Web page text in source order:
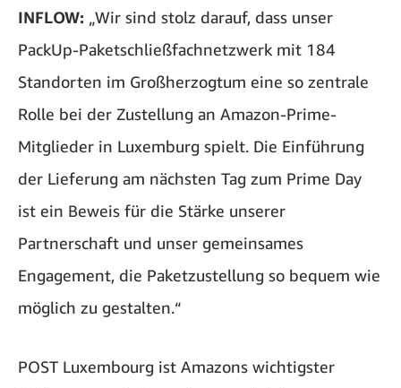
INFLOW: „Wir sind stolz darauf, dass unser
PackUp-Paketschließfachnetzwerk mit 184
Standorten im Großherzogtum eine so zentrale
Rolle bei der Zustellung an Amazon-Prime-
Mitglieder in Luxemburg spielt. Die Einführung
der Lieferung am nächsten Tag zum Prime Day
ist ein Beweis für die Stärke unserer
Partnerschaft und unser gemeinsames
Engagement, die Paketzustellung so bequem wie
möglich zu gestalten.“
POST Luxembourg ist Amazons wichtigster